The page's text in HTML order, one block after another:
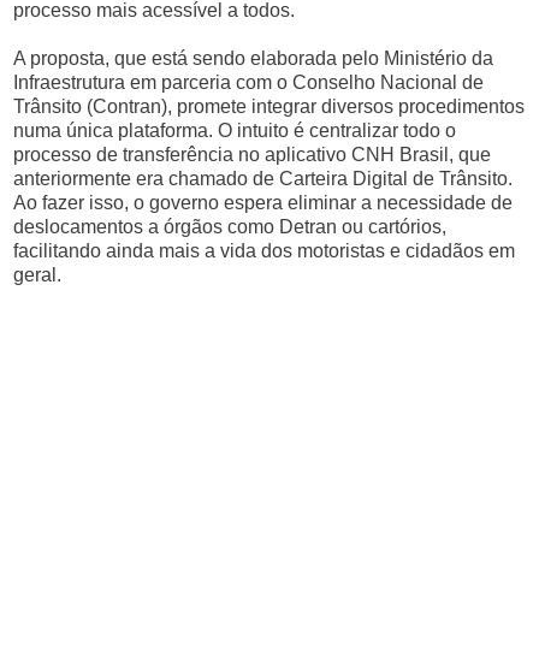
processo mais acessível a todos.
A proposta, que está sendo elaborada pelo Ministério da
Infraestrutura em parceria com o Conselho Nacional de
Trânsito (Contran), promete integrar diversos procedimentos
numa única plataforma. O intuito é centralizar todo o
processo de transferência no aplicativo CNH Brasil, que
anteriormente era chamado de Carteira Digital de Trânsito.
Ao fazer isso, o governo espera eliminar a necessidade de
deslocamentos a órgãos como Detran ou cartórios,
facilitando ainda mais a vida dos motoristas e cidadãos em
geral.